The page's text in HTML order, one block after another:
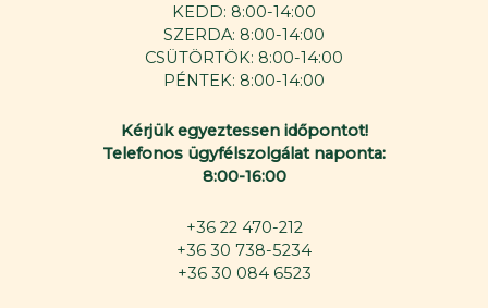
KEDD: 8:00-14:00
SZERDA: 8:00-14:00
CSÜTÖRTÖK: 8:00-14:00
PÉNTEK: 8:00-14:00
Kérjük egyeztessen időpontot!
Telefonos ügyfélszolgálat naponta:
8:00-16:00
+36 22 470-212
+36 30 738-5234
+36 30 084 6523